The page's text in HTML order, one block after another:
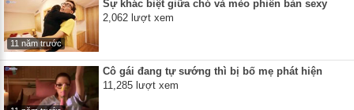
11 năm trước
Sự khác biệt giữa chó và mèo phiên bản sexy
2,062 lượt xem
Cô gái đang tự sướng thì bị bố mẹ phát hiện
11,285 lượt xem